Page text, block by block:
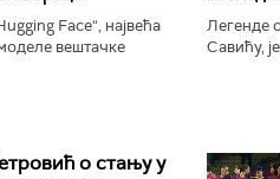
Face“, највећа
вештачке
Легенде
Савићу,
о стању у